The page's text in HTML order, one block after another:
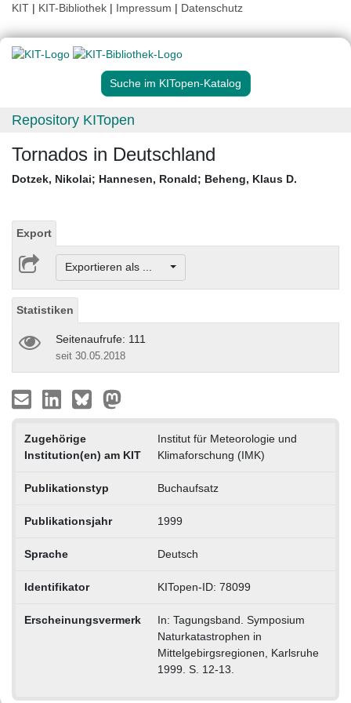
KIT | KIT-Bibliothek | Impressum | Datenschutz
Suche im KITopen-Katalog
Repository KITopen
Tornados in Deutschland
Dotzek, Nikolai; Hannesen, Ronald; Beheng, Klaus D.
Export
Exportieren als ...
Statistiken
Seitenaufrufe: 111
seit 30.05.2018
Zugehörige
Institution(en) am KIT
Institut für Meteorologie und
Klimaforschung (IMK)
Publikationstyp Buchaufsatz
Publikationsjahr 1999
Sprache Deutsch
Identifikator KITopen-ID: 78099
Erscheinungsvermerk
In: Tagungsband. Symposium
Naturkatastrophen in
Mittelgebirgsregionen, Karlsruhe
1999. S. 12-13.